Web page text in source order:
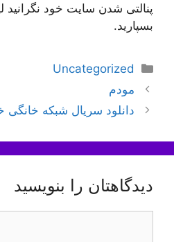
پنالتی شدن سایت خود نگرانید
بسپارید.
دسته‌ها
Uncategorized
ناوبری
نوشته‌ها
مودم
دانلود سریال شبکه خانگی
دیدگاهتان را بنویسید